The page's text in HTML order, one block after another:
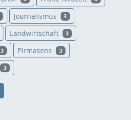
Journalismus 3
Landwirtschaft 3
3 Pirmasens 3
3